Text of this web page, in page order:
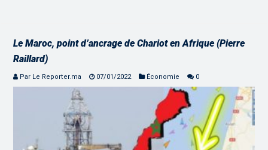
Le Maroc, point d’ancrage de Chariot en Afrique (Pierre
Raillard)
Par Le Reporter.ma 07/01/2022 Économie 0